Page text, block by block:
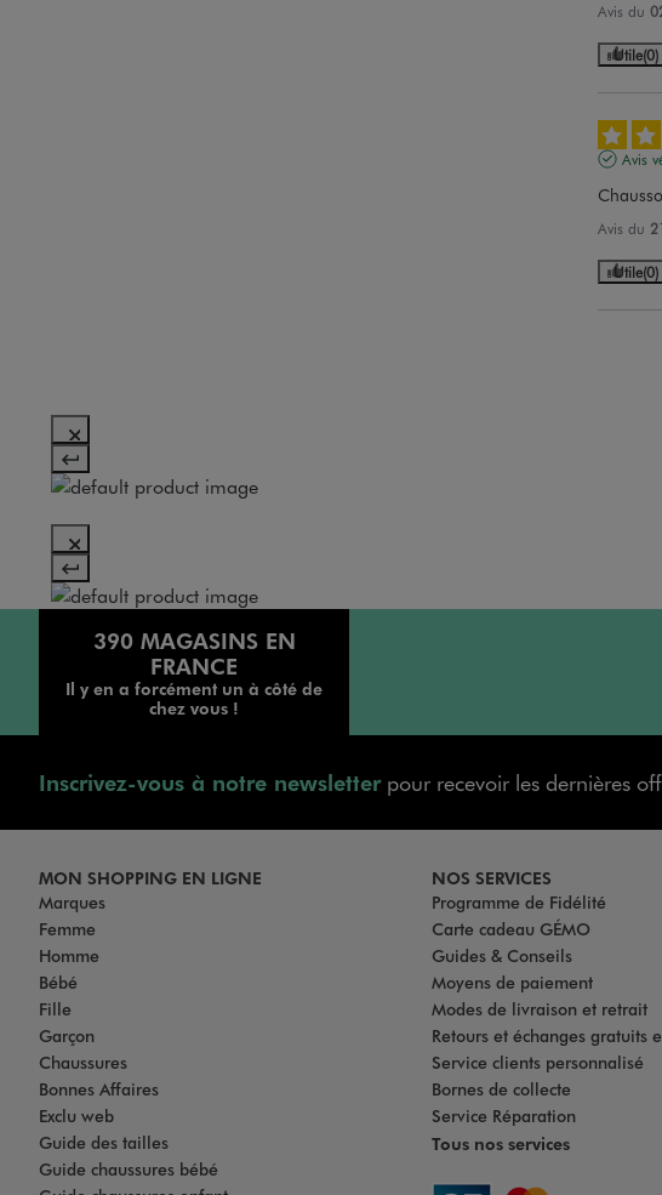
Avis du
Utile(0)
Avis
Avis du
Utile(0)
390 MAGASINS EN
FRANCE
Il y en a forcément un à côté de
chez vous !
Inscrivez-vous à notre newsletterpour recevoir les dernières
MON SHOPPING EN LIGNE
Marques
Femme
Homme
Bébé
Fille
Garçon
Chaussures
Bonnes Affaires
Exclu web
Guide des tailles
Guide chaussures bébé
NOS SERVICES
Programme de Fidélité
Carte cadeau GÉMO
Guides & Conseils
Moyens de paiement
Modes de livraison et retrait
Retours et échanges gratuits
Service clients personnalisé
Bornes de collecte
Service Réparation
Tous nos services